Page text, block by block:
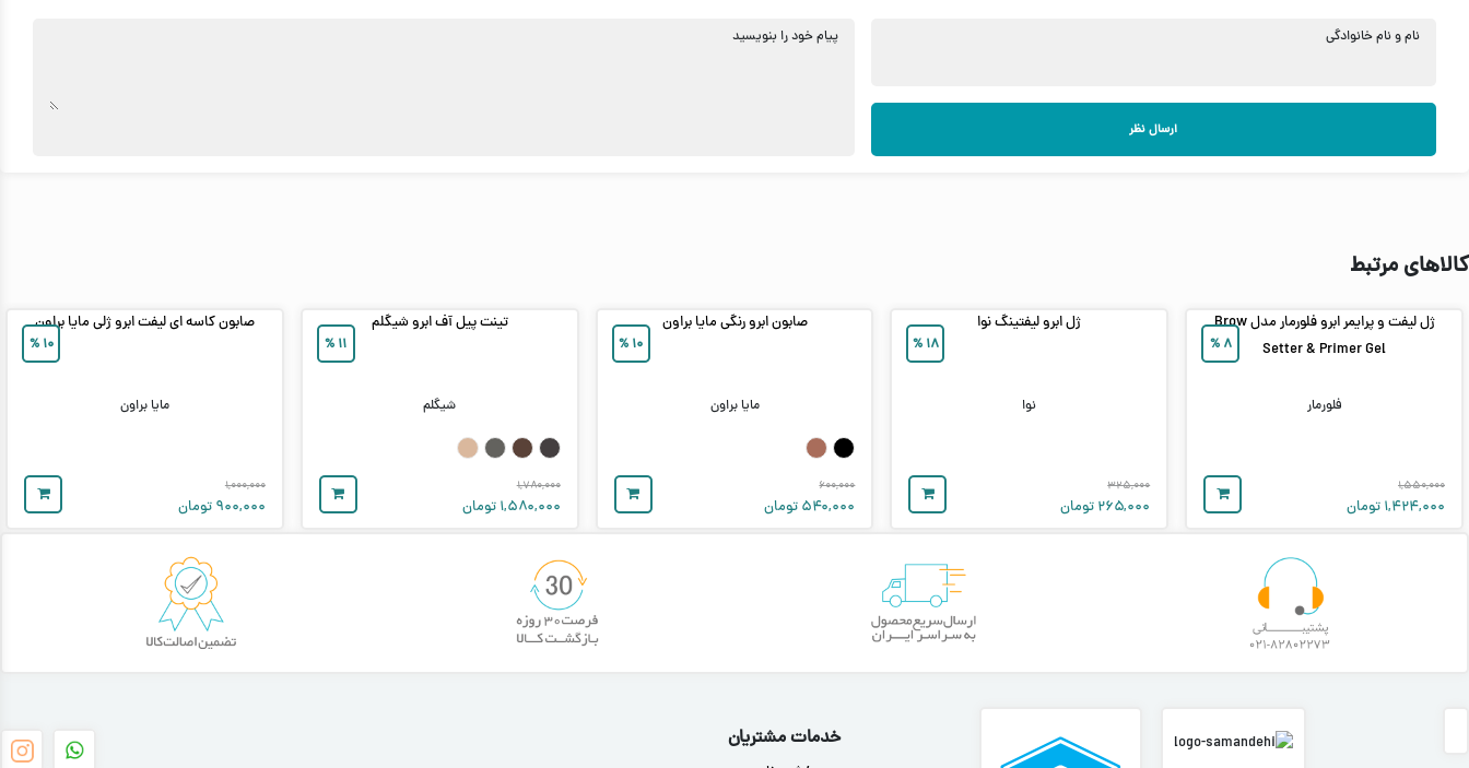
نام و نام خانوادگی
ارسال نظر
پیام خود را بنویسید
کالاهای مرتبط
۸ %
ژل لیفت و پرایمر ابرو فلورمار مدل Brow
Setter & Primer Gel
فلورمار
۱,۵۵۰,۰۰۰
۱,۴۲۴,۰۰۰ تومان
۱۸ %
ژل ابرو لیفتینگ نوا
نوا
۳۲۵,۰۰۰
۲۶۵,۰۰۰ تومان
۱۰ %
صابون ابرو رنگی مایا براون
مایا براون
۶۰۰,۰۰۰
۵۴۰,۰۰۰ تومان
۱۱ %
تینت پیل آف ابرو شیگلم
شیگلم
۱,۷۸۰,۰۰۰
۱,۵۸۰,۰۰۰ تومان
۱۰ %
صابون کاسه ای لیفت ابرو ژلی مایا براون
مایا براون
۱,۰۰۰,۰۰۰
۹۰۰,۰۰۰ تومان
خدمات مشتریان